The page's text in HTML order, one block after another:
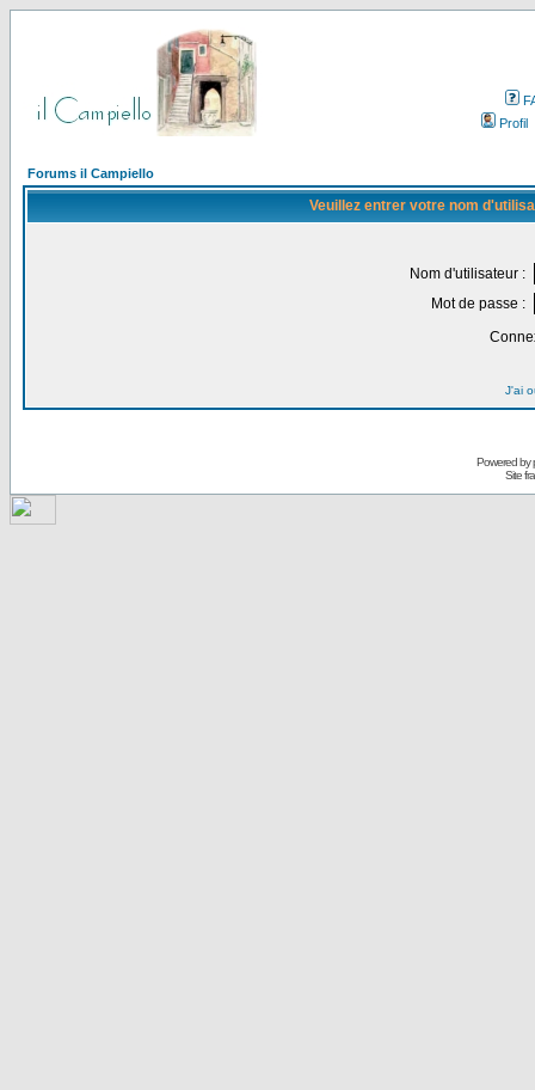
Profil
Forums il Campiello
Veuillez entrer votre nom
Nom d'utilisateur :
Mot de passe :
J'ai
Powered by
Site